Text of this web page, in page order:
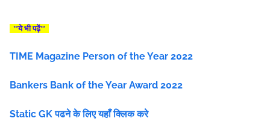
**ये भी पढ़ें**
TIME Magazine Person of the Year 2022
Bankers Bank of the Year Award 2022
Static GK पढने के लिए यहाँ क्लिक करे